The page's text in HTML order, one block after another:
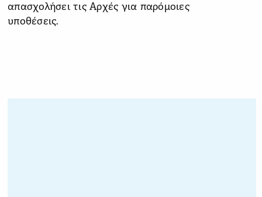
απασχολήσει τις Αρχές για παρόμοιες
υποθέσεις.